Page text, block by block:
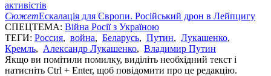
активістів
СюжетЕскалація для Європи. Російський дрон в Лейпцигу
СПЕЦТЕМА: Війна Росії з Україною
ТЕГИ: Россия, война, Беларусь, Путин, Лукашенко,
Кремль, Александр Лукашенко, Владимир Путин
Якщо ви помітили помилку, виділіть необхідний текст і
натисніть Ctrl + Enter, щоб повідомити про це редакцію.